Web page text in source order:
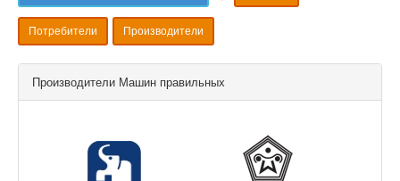
Потребители Производители
Производители Машин правильных